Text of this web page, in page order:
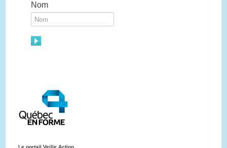
Nom
Le portail Veille Action